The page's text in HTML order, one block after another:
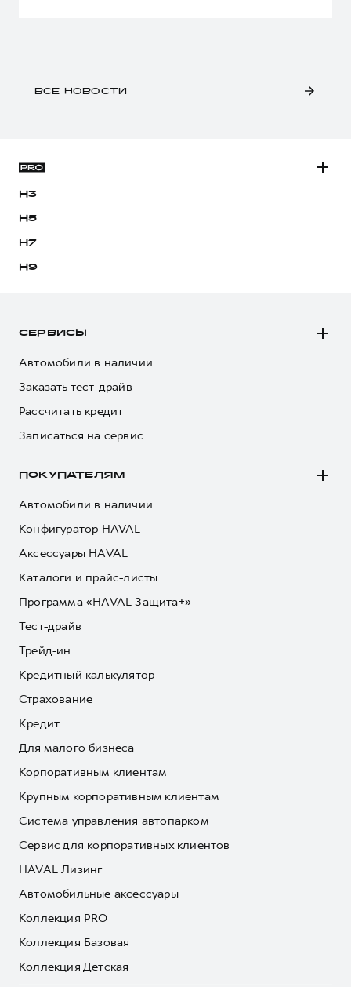
ВСЕ НОВОСТИ
H3
H5
H7
H9
СЕРВИСЫ
Автомобили в наличии
Заказать тест-драйв
Рассчитать кредит
Записаться на сервис
ПОКУПАТЕЛЯМ
Автомобили в наличии
Конфигуратор HAVAL
Аксессуары HAVAL
Каталоги и прайс-листы
Программа «HAVAL Защита+»
Тест-драйв
Трейд-ин
Кредитный калькулятор
Страхование
Кредит
Для малого бизнеса
Корпоративным клиентам
Крупным корпоративным клиентам
Система управления автопарком
Сервис для корпоративных клиентов
HAVAL Лизинг
Автомобильные аксессуары
Коллекция PRO
Коллекция Базовая
Коллекция Детская